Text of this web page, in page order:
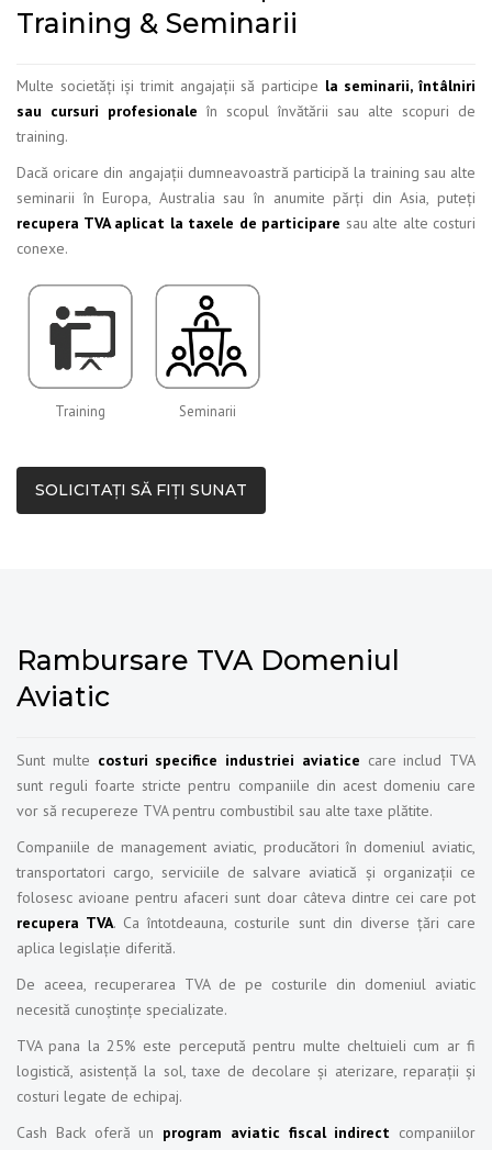
Training & Seminarii
Multe societăți iși trimit angajații să participe la seminarii, întâlniri
sau cursuri profesionale în scopul învătării sau alte scopuri de
training.
Dacă oricare din angajații dumneavoastră participă la training sau alte
seminarii în Europa, Australia sau în anumite părți din Asia, puteți
recupera TVA aplicat la taxele de participare sau alte alte costuri
conexe.
Training Seminarii
SOLICITAȚI SĂ FIȚI SUNAT
Rambursare TVA Domeniul
Aviatic
Sunt multe costuri specifice industriei aviatice care includ TVA
sunt reguli foarte stricte pentru companiile din acest domeniu care
vor să recupereze TVA pentru combustibil sau alte taxe plătite.
Companiile de management aviatic, producători în domeniul aviatic,
transportatori cargo, serviciile de salvare aviatică și organizații ce
folosesc avioane pentru afaceri sunt doar câteva dintre cei care pot
recupera TVA. Ca întotdeauna, costurile sunt din diverse țări care
aplica legislație diferită.
De aceea, recuperarea TVA de pe costurile din domeniul aviatic
necesită cunoștințe specializate.
TVA pana la 25% este percepută pentru multe cheltuieli cum ar fi
logistică, asistență la sol, taxe de decolare și aterizare, reparații și
costuri legate de echipaj.
Cash Back oferă un program aviatic fiscal indirect companiilor